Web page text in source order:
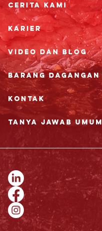
Cerita Kami
Karier
Video dan Blog
Barang dagangan
Kontak
Tanya Jawab Umum